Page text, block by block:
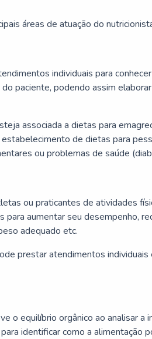
áreas de atuação do
individuais para
paciente, podendo assim
associada a dietas para
de dietas para
ou problemas de saúde
ou praticantes de atividades
para aumentar seu desempenho,
adequado etc.
prestar atendimentos
o equilíbrio orgânico ao analisar a
identificar como a alimentação